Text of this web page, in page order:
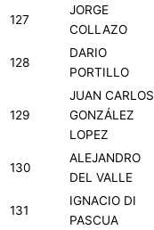
127
JORGE
COLLAZO
128
DARIO
PORTILLO
129
JUAN CARLOS
GONZÁLEZ
LOPEZ
130
ALEJANDRO
DEL VALLE
131
IGNACIO DI
PASCUA